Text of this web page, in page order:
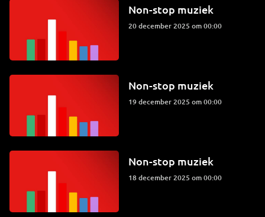
Non-stop muziek
20 december 2025 om 00:00
Non-stop muziek
19 december 2025 om 00:00
Non-stop muziek
18 december 2025 om 00:00